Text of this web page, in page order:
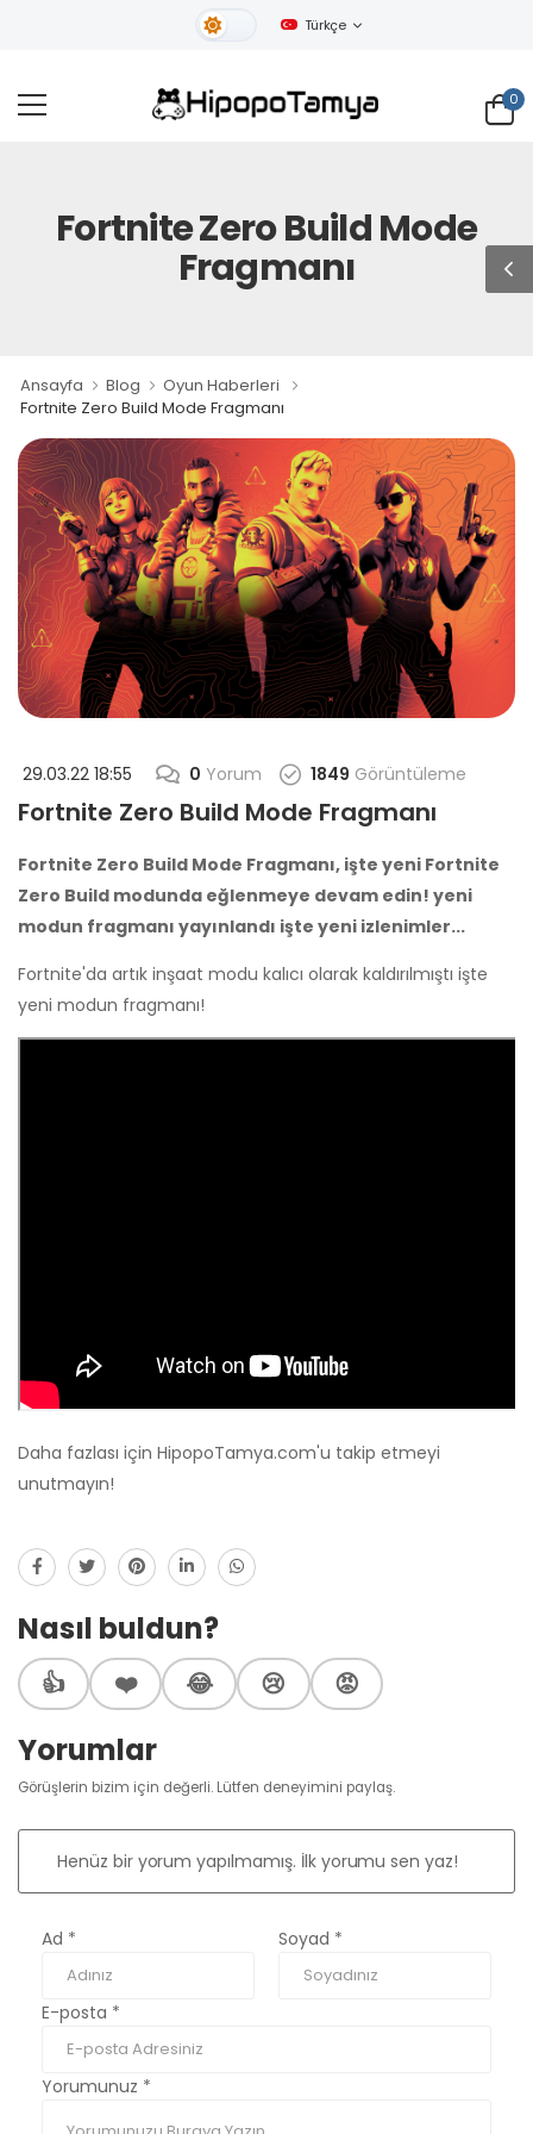
Gündüz Tema
Türkçe
0
Fortnite Zero Build Mode
Fragmanı
Ansayfa Blog
Oyun Haberleri
Fortnite Zero Build Mode Fragmanı
29.03.22 18:55 0 Yorum 1849 Görüntüleme
Fortnite Zero Build Mode Fragmanı
Fortnite Zero Build Mode Fragmanı, işte yeni Fortnite
Zero Build modunda eğlenmeye devam edin! yeni
modun fragmanı yayınlandı işte yeni izlenimler...
Fortnite'da artık inşaat modu kalıcı olarak kaldırılmıştı işte
yeni modun fragmanı!
Daha fazlası için HipopoTamya.com'u takip etmeyi
unutmayın!
Nasıl buldun?
👍 ❤️ 😂 😢 😡
Yorumlar
Görüşlerin bizim için değerli. Lütfen deneyimini paylaş.
Henüz bir yorum yapılmamış. İlk yorumu sen yaz!
Ad * Soyad *
E-posta *
Yorumunuz *